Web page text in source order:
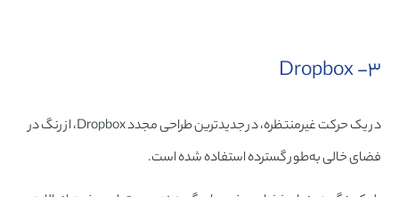
۳- Dropbox
در یک حرکت غیرمنتظره، در جدیدترین طراحی مجدد Dropbox، از رنگ در
فضای خالی به‌طور گسترده استفاده شده است.